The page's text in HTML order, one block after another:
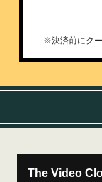
※決済前にクー
The Video